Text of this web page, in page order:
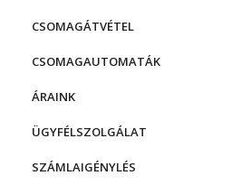
CSOMAGÁTVÉTEL
CSOMAGAUTOMATÁK
ÁRAINK
ÜGYFÉLSZOLGÁLAT
SZÁMLAIGÉNYLÉS